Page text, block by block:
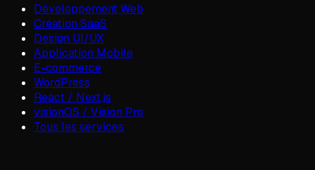
Développement Web
Création SaaS
Design UI/UX
Application Mobile
E-commerce
WordPress
React / Next.js
visionOS / Vision Pro
Tous les services